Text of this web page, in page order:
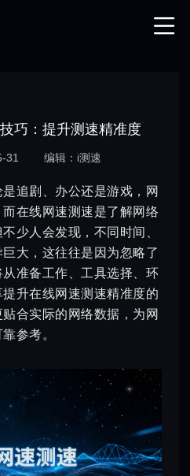
巧：提升测速精准度
31 编辑：i测速
追剧、办公还是游戏，网
在线网速测速是了解网络
少人会发现，不同时间、
大，这往往是因为忽略了
准备工作、工具选择、环
升在线网速测速精准度的
合实际的网络数据，为网
参考。